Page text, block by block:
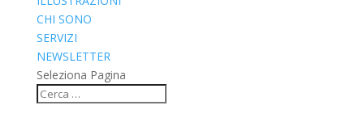
CHI SONO
SERVIZI
NEWSLETTER
Seleziona Pagina